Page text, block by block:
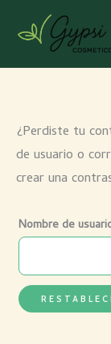
contenido
¿Perdiste tu
de usuario o
crear una
Nombre de